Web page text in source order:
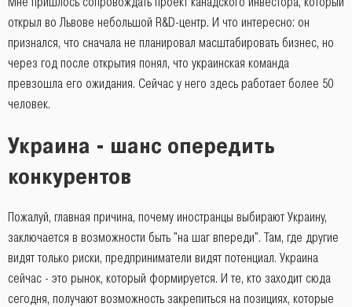
открыл во Львове небольшой R&D-центр. И что интересно: он
признался, что сначала не планировал масштабировать бизнес, но
через год после открытия понял, что украинская команда
превзошла его ожидания. Сейчас у него здесь работает более 50
человек.
Украина - шанс опередить
конкурентов
Пожалуй, главная причина, почему иностранцы выбирают Украину,
заключается в возможности быть "на шаг впереди". Там, где другие
видят только риски, предприниматели видят потенциал. Украина
сейчас - это рынок, который формируется. И те, кто заходит сюда
сегодня, получают возможность закрепиться на позициях, которые